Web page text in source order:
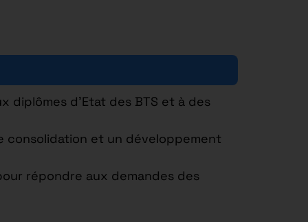
diplômes d’Etat des BTS et à des
consolidation et un développement
répondre aux demandes des